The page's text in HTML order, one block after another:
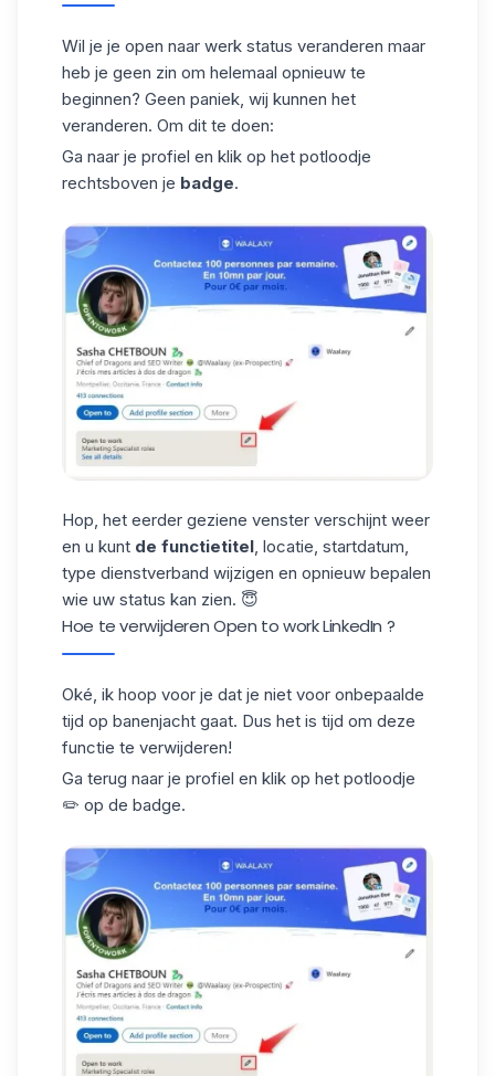
Wil je je open naar werk status veranderen maar
heb je geen zin om helemaal opnieuw te
beginnen? Geen paniek, wij kunnen het
veranderen. Om dit te doen:
Ga naar je profiel en klik op het potloodje
rechtsboven je badge.
Hop, het eerder geziene venster verschijnt weer
en u kunt de functietitel, locatie, startdatum,
type dienstverband wijzigen en opnieuw bepalen
wie uw status kan zien. 😇
Hoe te verwijderen Open to work LinkedIn ?
Oké, ik hoop voor je dat je niet voor onbepaalde
tijd op banenjacht gaat. Dus het is tijd om deze
functie te verwijderen!
Ga terug naar je profiel en klik op het potloodje
✏️ op de badge.